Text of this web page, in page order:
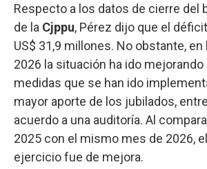
Respecto a los datos de cierre del
de la Cjppu, Pérez dijo que el
US$ 31,9 millones. No obstante, en
2026 la situación ha ido mejorando
medidas que se han ido
mayor aporte de los jubilados,
acuerdo a una auditoría. Al
2025 con el mismo mes de 2026,
ejercicio fue de mejora.